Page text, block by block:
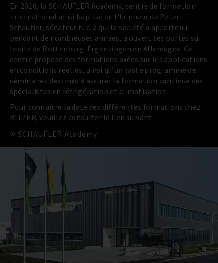
En 2016, la SCHAUFLER Academy, centre de formation
international ainsi baptisé en l’honneur de Peter
Schaufler, sénateur h. c. à qui la société a appartenu
pendant de nombreuses années, a ouvert ses portes sur
le site de Rottenburg-Ergenzingen en Allemagne. Ce
centre propose des formations axées sur les applications
en conditions réelles, ainsi qu’un vaste programme de
séminaires destinés à assurer la formation continue des
spécialistes en réfrigération et climatisation.
Pour connaître la date des différentes formations chez
BITZER, veuillez consulter le lien suivant :
SCHAUFLER Academy